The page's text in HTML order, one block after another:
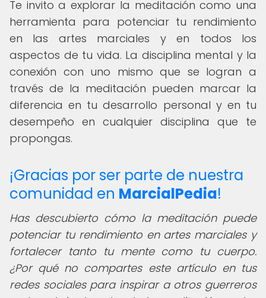
Te invito a explorar la meditación como una
herramienta para potenciar tu rendimiento
en las artes marciales y en todos los
aspectos de tu vida. La disciplina mental y la
conexión con uno mismo que se logran a
través de la meditación pueden marcar la
diferencia en tu desarrollo personal y en tu
desempeño en cualquier disciplina que te
propongas.
¡Gracias por ser parte de nuestra
comunidad en MarcialPedia!
Has descubierto cómo la meditación puede
potenciar tu rendimiento en artes marciales y
fortalecer tanto tu mente como tu cuerpo.
¿Por qué no compartes este artículo en tus
redes sociales para inspirar a otros guerreros